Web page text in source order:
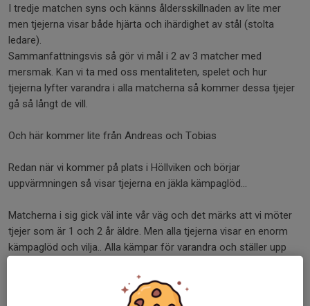
I tredje matchen syns och känns åldersskillnaden av lite mer
men tjejerna visar både hjärta och ihärdighet av stål (stolta
ledare).
Sammanfattningsvis så gör vi mål i 2 av 3 matcher med
mersmak. Kan vi ta med oss mentaliteten, spelet och hur
tjejerna lyfter varandra i alla matcherna så kommer dessa tjejer
gå så långt de vill.
Och här kommer lite från Andreas och Tobias
Redan när vi kommer på plats i Höllviken och börjar
uppvärmningen så visar tjejerna en jäkla kämpaglöd...
Matcherna i sig gick väl inte vår väg och det märks att vi möter
tjejer som är 1 och 2 år äldre. Men alla tjejerna visar en enorm
kämpaglöd och vilja.. Alla kämpar för varandra och ställer upp
Känner att laget går en ljus framtid till mötes..